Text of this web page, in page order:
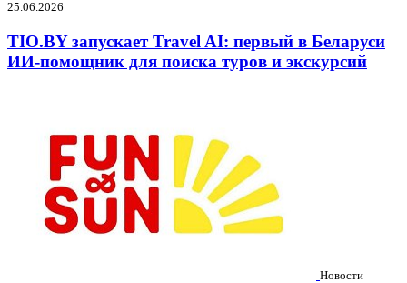
25.06.2026
TIO.BY запускает Travel AI: первый в Беларуси
ИИ-помощник для поиска туров и экскурсий
Новости